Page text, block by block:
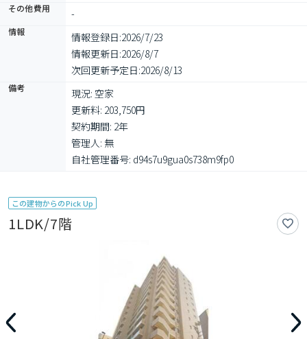
その他費用 -
情報 情報登録日:2026/7/23
情報更新日:2026/8/7
次回更新予定日:2026/8/13
備考
現況: 空家
更新料: 203,750円
契約期間: 2年
管理人: 無
自社管理番号: d94s7u9gua0s738m9fp0
この建物からのPick Up
1LDK/7階